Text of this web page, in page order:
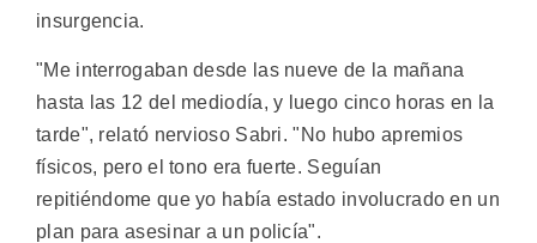
insurgencia.
"Me interrogaban desde las nueve de la mañana
hasta las 12 del mediodía, y luego cinco horas en la
tarde", relató nervioso Sabri. "No hubo apremios
físicos, pero el tono era fuerte. Seguían
repitiéndome que yo había estado involucrado en un
plan para asesinar a un policía".